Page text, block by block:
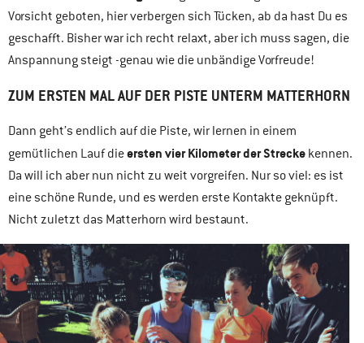
Vorsicht geboten, hier verbergen sich Tücken, ab da hast Du es
geschafft. Bisher war ich recht relaxt, aber ich muss sagen, die
Anspannung steigt -genau wie die unbändige Vorfreude!
ZUM ERSTEN MAL AUF DER PISTE UNTERM MATTERHORN
Dann geht’s endlich auf die Piste, wir lernen in einem
gemütlichen Lauf dieersten vier Kilometer der Strecke kennen.
Da will ich aber nun nicht zu weit vorgreifen. Nur so viel: es ist
eine schöne Runde, und es werden erste Kontakte geknüpft.
Nicht zuletzt das Matterhorn wird bestaunt.